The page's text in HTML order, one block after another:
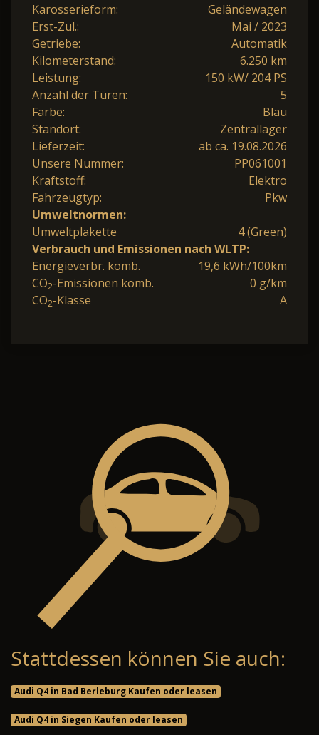
Karosserieform:
Geländewagen
Erst-Zul.:
Mai / 2023
Getriebe:
Automatik
Kilometerstand:
6.250 km
Leistung:
150 kW/ 204 PS
Anzahl der Türen:
5
Farbe:
Blau
Standort:
Zentrallager
Lieferzeit:
ab ca. 19.08.2026
Unsere Nummer:
PP061001
Kraftstoff:
Elektro
Fahrzeugtyp:
Pkw
Umweltnormen:
Umweltplakette
4 (Green)
Verbrauch und Emissionen nach WLTP:
Energieverbr. komb.
19,6 kWh/100km
CO2-Emissionen komb.
0 g/km
CO2-Klasse A
Stattdessen können Sie auch:
Audi Q4 in Bad Berleburg Kaufen oder leasen
Audi Q4 in Siegen Kaufen oder leasen